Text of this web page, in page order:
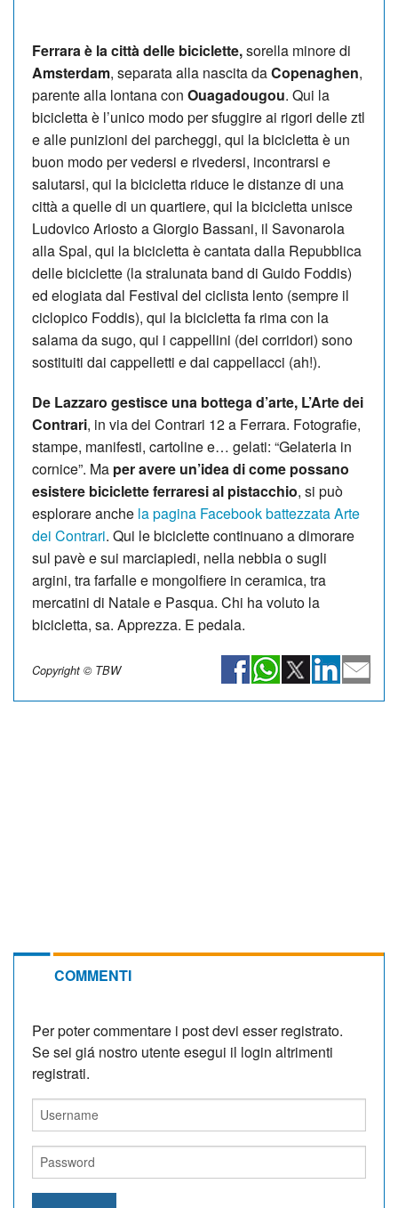
Ferrara è la città delle biciclette,sorella minore di
Amsterdam, separata alla nascita daCopenaghen,
parente alla lontana con Ouagadougou. Qui la
bicicletta è l’unico modo per sfuggire ai rigori delle ztl
e alle punizioni dei parcheggi, qui la bicicletta è un
buon modo per vedersi e rivedersi, incontrarsi e
salutarsi, qui la bicicletta riduce le distanze di una
città a quelle di un quartiere, qui la bicicletta unisce
Ludovico Ariosto a Giorgio Bassani, il Savonarola
alla Spal, qui la bicicletta è cantata dalla Repubblica
delle biciclette (la stralunata band di Guido Foddis)
ed elogiata dal Festival del ciclista lento (sempre il
ciclopico Foddis), qui la bicicletta fa rima con la
salama da sugo, qui i cappellini (dei corridori) sono
sostituiti dai cappelletti e dai cappellacci (ah!).
De Lazzaro gestisce una bottega d’arte, L’Arte dei
Contrari, in via dei Contrari 12 a Ferrara. Fotografie,
stampe, manifesti, cartoline e… gelati: “Gelateria in
cornice”. Ma per avere un’idea di come possano
esistere biciclette ferraresi al pistacchio, si può
esplorare anche la pagina Facebook battezzata Arte
dei Contrari. Qui le biciclette continuano a dimorare
sul pavè e sui marciapiedi, nella nebbia o sugli
argini, tra farfalle e mongolfiere in ceramica, tra
mercatini di Natale e Pasqua. Chi ha voluto la
bicicletta, sa. Apprezza. E pedala.
Copyright © TBW
COMMENTI
Per poter commentare i post devi esser registrato.
Se sei giá nostro utente esegui il login altrimenti
registrati.